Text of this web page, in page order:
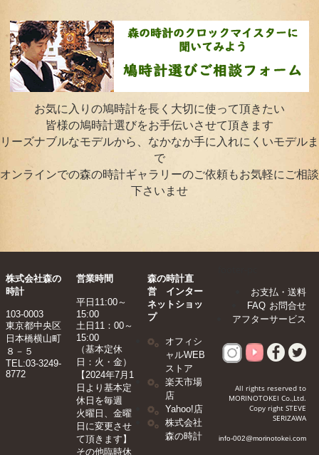
お気に入りの鳩時計を長く大切に使って頂きたい
皆様の鳩時計選びをお手伝いさせて頂きます
リーズナブルなモデルから、なかなか手に入れにくいモデルま
で
オンラインでの森の時計ギャラリーのご依頼もお気軽にご相談
下さいませ
株式会社森の
時計
103-0003
東京都中央区
日本橋横山町
８－５
TEL:03-3249-
8772
営業時間
平日11:00～
15:00
土日11：00～
15:00
（基本定休
日：火・金）
【2024年7月1
日より基本定
休日を毎週
火曜日、金曜
日に変更させ
て頂きます】​
その他臨時休
森の時計直
営 インター
ネットショッ
プ
オフィシ
ャルWEB
ストア
楽天市場
店
Yahoo!店
株式会社
森の時計
お支払・送料
お問合せ
FAQ
アフターサービス
All rights reserved to
MORINOTOKEI Co.,Ltd.
Copy right STEVE
SERIZAWA
info-002@morinotokei.com